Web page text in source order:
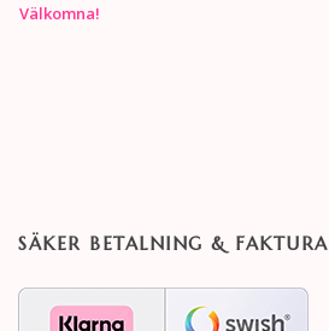
Välkomna!
SÄKER BETALNING & FAKTURA